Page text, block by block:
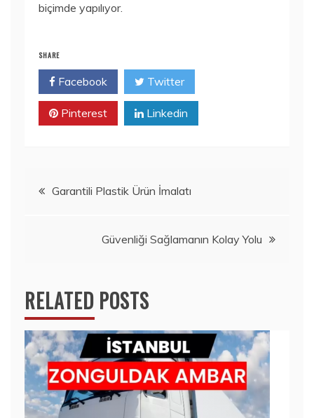
biçimde yapılıyor.
SHARE
Facebook Twitter
Pinterest Linkedin
YazıGarantili Plastik Ürün İmalatı
Güvenliği Sağlamanın Kolay Yolu
RELATED POSTS